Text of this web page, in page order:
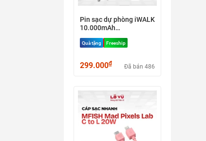
Pin sạc dự phòng iWALK
10.000mAh
sẵn 3 cáp sạc nhanh,
cáp sạc C-C (Hàng
Nobox)
Quà tặng Freeship
299.000₫ Đã bán 486